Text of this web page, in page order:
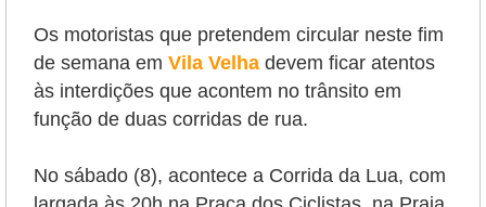
Os motoristas que pretendem circular neste fim
de semana em Vila Velha devem ficar atentos
às interdições que acontem no trânsito em
função de duas corridas de rua.
No sábado (8), acontece a Corrida da Lua, com